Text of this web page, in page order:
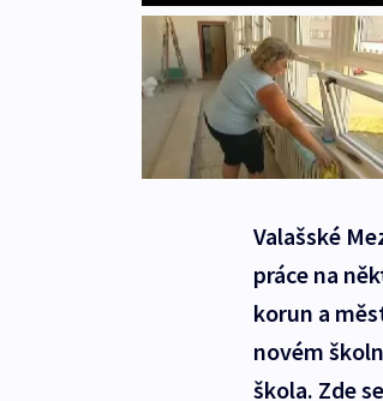
Valašské
práce na
korun a
novém
škola. Zde